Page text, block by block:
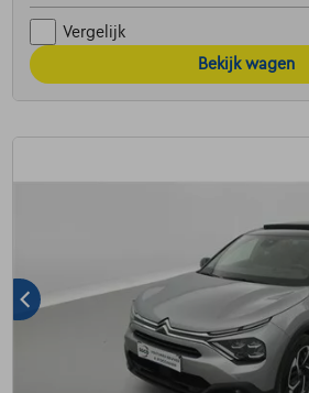
Vergelijk
Bekijk wagen